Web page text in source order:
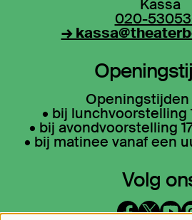
Kassa
020-
→
Openingstijden
• bij lunchvoorstelling
• bij avondvoorstelling
• bij matinee vanaf een
Volg